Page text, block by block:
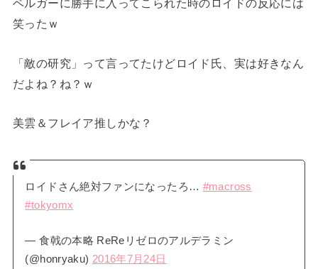
ベルガーに勝手に入ってこられた時のロイドの反応には
笑ったｗ
「敵の研究」って言ってたけどロイド氏、実は好きなん
だよね？ね？ｗ
美雲＆フレイア推しかな？
ロイドさん絶対ファンになったろ… #macross
#tokyomx
— 食戟の本略 ReReリゼロのアルデラミン
(@honryaku) 2016年7月24日